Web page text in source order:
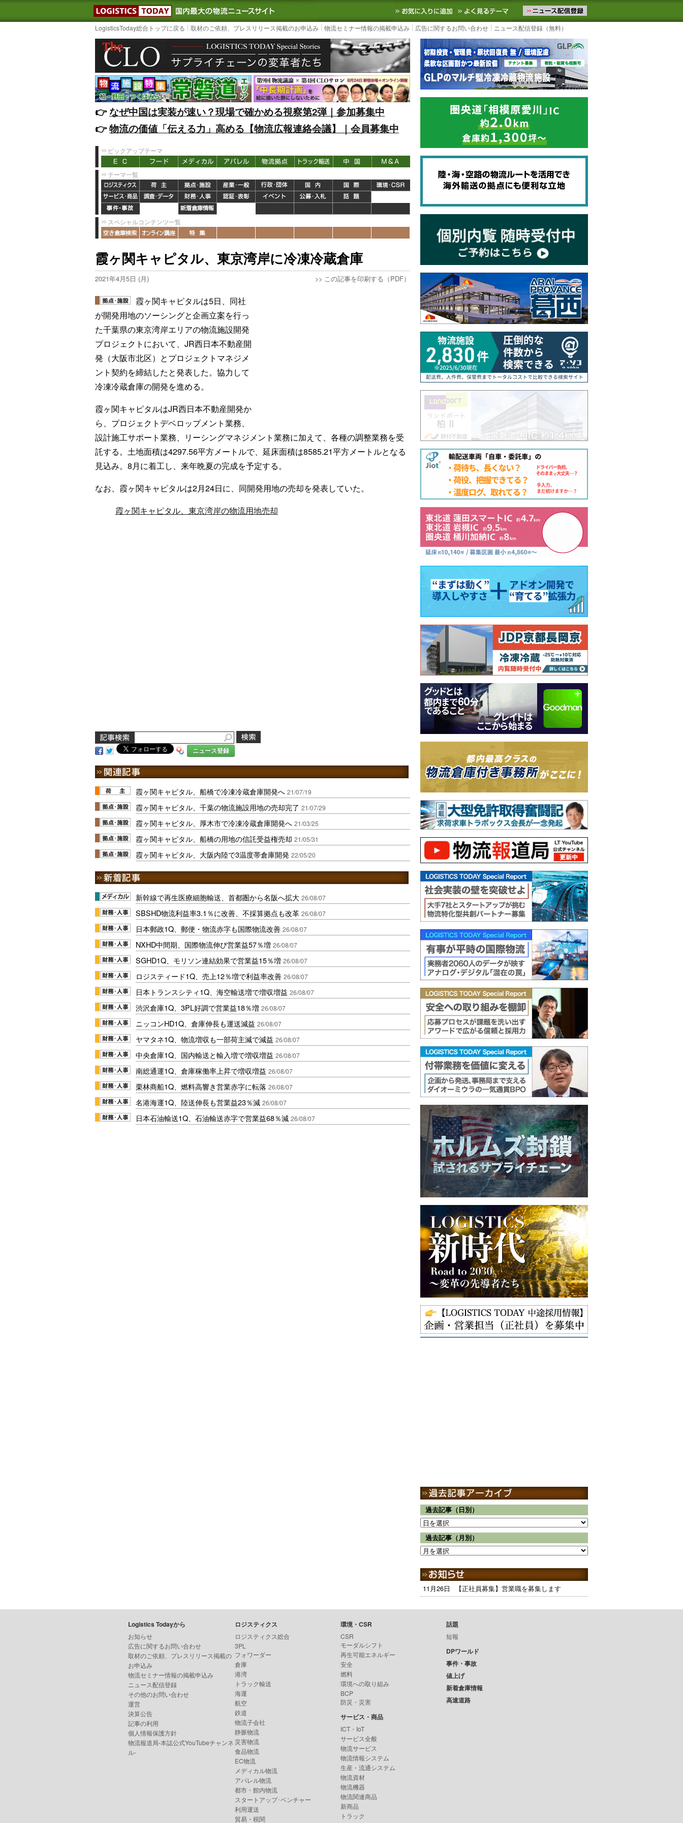
LOGISTICS TODAY｜国内最大の物流ニュースサイト3PL, SCMなど国内外の最新の物流ニュースをお届けします。物流ニュースメール配信を登録す
お気に入りに追加 よく見るテーマ
LogisticsToday総合トップに戻る 取材のご依頼、プレスリリース掲載のお申込み 物流セミナー情報の掲載申込み 広告に関するお問い合わせ ニュース配信登録（無料）
👉️なぜ中国は実装が速い？現場で確かめる視察第2弾｜参加募集中
👉️物流の価値「伝える力」高める【物流広報連絡会議】｜会員募集中
ピックアップテーマ
テーマ一覧
スペシャルコンテンツ一覧
霞ヶ関キャピタル、東京湾岸に冷凍冷蔵倉庫
2021年4月5日 (月) >> この記事を印刷する（PDF）
霞ヶ関キャピタルは5日、同社
が開発用地のソーシングと企画立案を行っ
た千葉県の東京湾岸エリアの物流施設開発
プロジェクトにおいて、JR西日本不動産開
発（大阪市北区）とプロジェクトマネジメ
ント契約を締結したと発表した。協力して
冷凍冷蔵倉庫の開発を進める。
霞ヶ関キャピタルはJR西日本不動産開発か
ら、プロジェクトデベロップメント業務、
設計施工サポート業務、リーシングマネジメント業務に加えて、各種の調整業務を受
託する。土地面積は4297.56平方メートルで、延床面積は8585.21平方メートルとなる
見込み。8月に着工し、来年晩夏の完成を予定する。
なお、霞ヶ関キャピタルは2月24日に、同開発用地の売却を発表していた。
霞ヶ関キャピタル、東京湾岸の物流用地売却
ニュース登録
霞ヶ関キャピタル、船橋で冷凍冷蔵倉庫開発へ 21/07/19
霞ヶ関キャピタル、千葉の物流施設用地の売却完了 21/07/29
霞ヶ関キャピタル、厚木市で冷凍冷蔵倉庫開発へ 21/03/25
霞ヶ関キャピタル、船橋の用地の信託受益権売却 21/05/31
霞ヶ関キャピタル、大阪内陸で3温度帯倉庫開発 22/05/20
新幹線で再生医療細胞輸送、首都圏から名阪へ拡大 26/08/07
SBSHD物流利益率3.1％に改善、不採算拠点も改革 26/08/07
日本郵政1Q、郵便・物流赤字も国際物流改善 26/08/07
NXHD中間期、国際物流伸び営業益57％増 26/08/07
SGHD1Q、モリソン連結効果で営業益15％増 26/08/07
ロジスティード1Q、売上12％増で利益率改善 26/08/07
日本トランスシティ1Q、海空輸送増で増収増益 26/08/07
渋沢倉庫1Q、3PL好調で営業益18％増 26/08/07
ニッコンHD1Q、倉庫伸長も運送減益 26/08/07
ヤマタネ1Q、物流増収も一部荷主減で減益 26/08/07
中央倉庫1Q、国内輸送と輸入増で増収増益 26/08/07
南総通運1Q、倉庫稼働率上昇で増収増益 26/08/07
栗林商船1Q、燃料高響き営業赤字に転落 26/08/07
名港海運1Q、陸送伸長も営業益23％減 26/08/07
日本石油輸送1Q、石油輸送赤字で営業益68％減 26/08/07
過去記事（日別）
過去記事（月別）
11月26日 【正社員募集】営業職を募集します
Logistics Todayから
お知らせ
広告に関するお問い合わせ
取材のご依頼、プレスリリース掲載の
お申込み
物流セミナー情報の掲載申込み
ニュース配信登録
その他のお問い合わせ
運営
決算公告
記事の利用
個人情報保護方針
物流報道局-本誌公式YouTubeチャンネ
ル-
ロジスティクス
ロジスティクス総合
3PL
フォワーダー
倉庫
港湾
トラック輸送
海運
航空
鉄道
物流子会社
静脈物流
災害物流
食品物流
EC物流
メディカル物流
アパレル物流
都市・館内物流
スタートアップ･ベンチャー
利用運送
貿易・税関
環境・CSR
CSR
モーダルシフト
再生可能エネルギー
安全
燃料
環境への取り組み
BCP
防災・災害
サービス・商品
ICT・IoT
サービス全般
物流サービス
物流情報システム
生産・流通システム
物流資材
物流機器
物流関連商品
新商品
トラック
話題
短報
DPワールド
事件・事故
値上げ
新着倉庫情報
高速道路